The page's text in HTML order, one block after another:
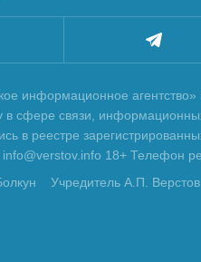
информационное агентство»
в сфере связи,
в реестре
info@verstov.info 18+ Телефон
Учредитель А.П. Верстов